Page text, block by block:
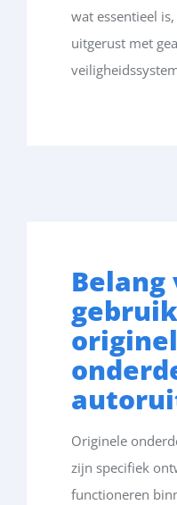
wat essentieel
uitgerust met
Belang
Originele
zijn specifiek
functioneren